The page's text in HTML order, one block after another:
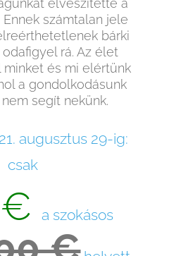
elveszítette a
Ennek számtalan jele
bárki
odafigyel rá. Az élet
és mi elértünk
a gondolkodásunk
segít nekünk.
augusztus 29-ig:
csak
€ a szokásos